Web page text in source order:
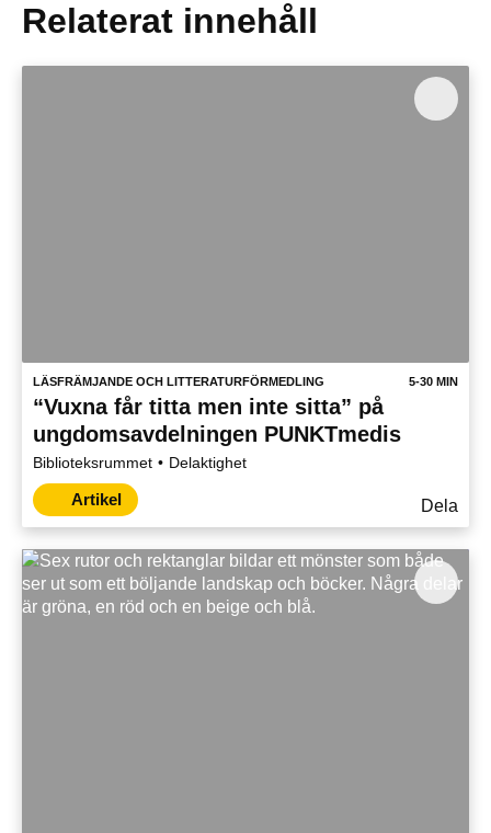
Relaterat innehåll
LÄSFRÄMJANDE OCH LITTERATURFÖRMEDLING 5-30 MIN
“Vuxna får titta men inte sitta” på
ungdomsavdelningen PUNKTmedis
Biblioteksrummet Delaktighet
Artikel Dela